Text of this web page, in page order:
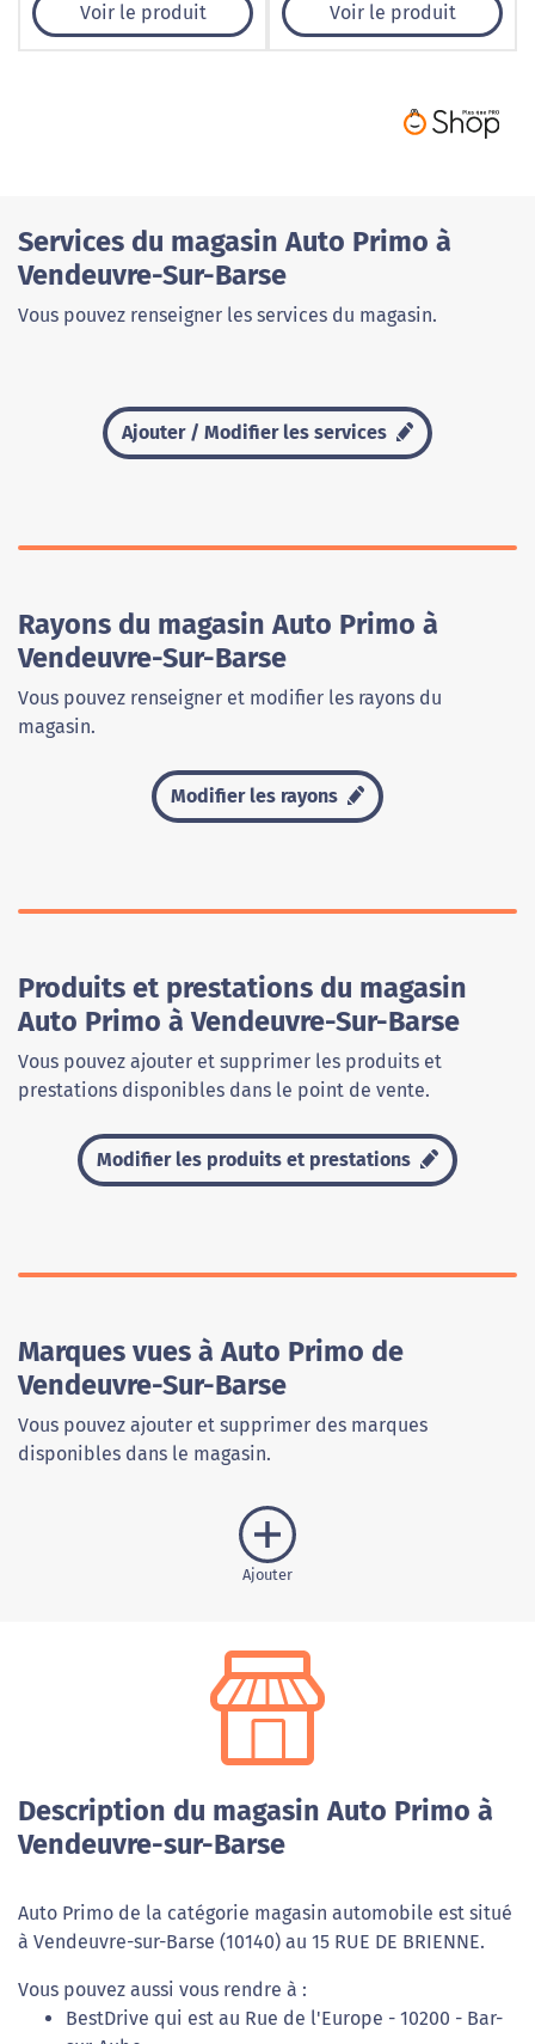
Voir le produit Voir le produit
Services du magasin Auto Primo à
Vendeuvre-Sur-Barse
Vous pouvez renseigner les services du magasin.
Ajouter / Modifier les services
Rayons du magasin Auto Primo à
Vendeuvre-Sur-Barse
Vous pouvez renseigner et modifier les rayons du
magasin.
Modifier les rayons
Produits et prestations du magasin
Auto Primo à Vendeuvre-Sur-Barse
Vous pouvez ajouter et supprimer les produits et
prestations disponibles dans le point de vente.
Modifier les produits et prestations
Marques vues à Auto Primo de
Vendeuvre-Sur-Barse
Vous pouvez ajouter et supprimer des marques
disponibles dans le magasin.
Ajouter
Description du magasin Auto Primo à
Vendeuvre-sur-Barse
Auto Primo de la catégorie magasin automobile est situé
à Vendeuvre-sur-Barse (10140) au 15 RUE DE BRIENNE.
Vous pouvez aussi vous rendre à :
BestDrive qui est au Rue de l'Europe - 10200 - Bar-